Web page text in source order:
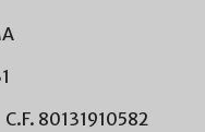
C.F. 80131910582